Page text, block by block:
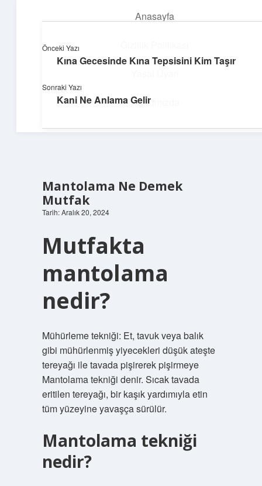
Anasayfa
Hakkımızda
Pratik Çözüm Rehberi
Hayatını kolaylaştıran zekice fikirler!
Mantolama Ne Demek
Mutfak
Tarih: Aralık 20, 2024
Mutfakta
mantolama
nedir?
Mühürleme tekniği: Et, tavuk veya balık
gibi mühürlenmiş yiyecekleri düşük ateşte
tereyağı ile tavada pişirerek pişirmeye
Mantolama tekniği denir. Sıcak tavada
eritilen tereyağı, bir kaşık yardımıyla etin
tüm yüzeyine yavaşça sürülür.
Mantolama tekniği
nedir?
Önceki Yazı
Kına Gecesinde Kına Tepsisini Kim Taşır
Sonraki Yazı
Kani Ne Anlama Gelir